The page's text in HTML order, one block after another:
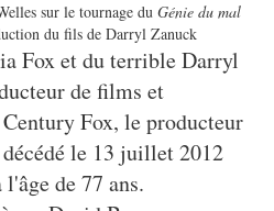
sur le tournage du Génie du mal
du fils de Darryl Zanuck
Fox et du terrible Darryl
de films et
Fox, le producteur
le 13 juillet 2012
de 77 ans.